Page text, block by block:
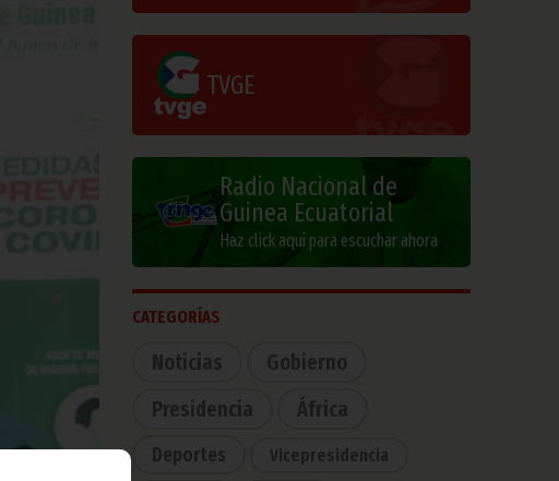
TVGE
Radio Nacional de
Guinea Ecuatorial
Haz click aquí para escuchar ahora
CATEGORÍAS
Noticias
Gobierno
Presidencia
África
Deportes Vicepresidencia